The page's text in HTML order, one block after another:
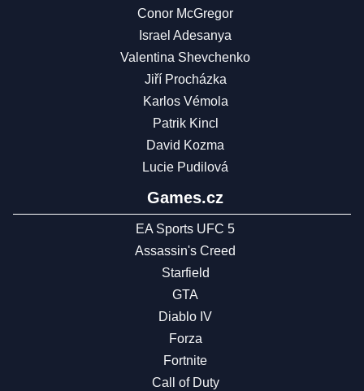
Conor McGregor
Israel Adesanya
Valentina Shevchenko
Jiří Procházka
Karlos Vémola
Patrik Kincl
David Kozma
Lucie Pudilová
Games.cz
EA Sports UFC 5
Assassin's Creed
Starfield
GTA
Diablo IV
Forza
Fortnite
Call of Duty